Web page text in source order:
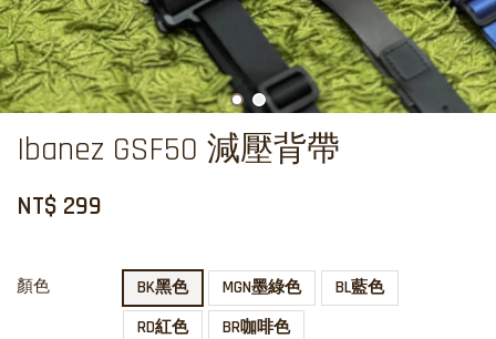
Ibanez GSF50 減壓背帶
NT$ 299
顏色 BK黑色 MGN墨綠色
BL藍色
RD紅色
BR咖啡色